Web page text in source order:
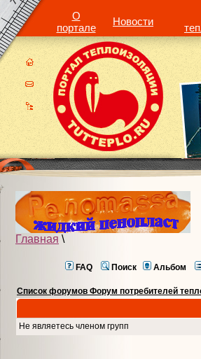
О
портале
Новости
Главная \
FAQ Поиск Альбом
Список форумов Форум потребителей
Не являетесь членом групп